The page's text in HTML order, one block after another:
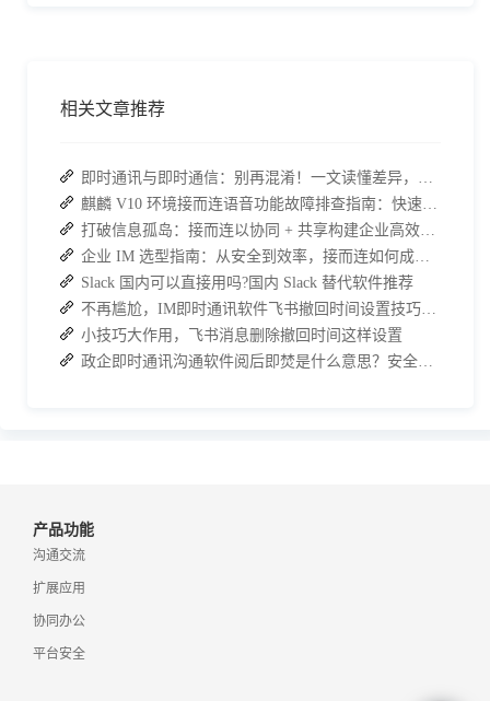
相关文章推荐
即时通讯与即时通信：别再混淆！一文读懂差异，接而连适配企业协作需求
麒麟 V10 环境接而连语音功能故障排查指南：快速恢复高效协作
打破信息孤岛：接而连以协同 + 共享构建企业高效办公生态
企业 IM 选型指南：从安全到效率，接而连如何成为中大型企业首选
Slack 国内可以直接用吗?国内 Slack 替代软件推荐
不再尴尬，IM即时通讯软件飞书撤回时间设置技巧分享
小技巧大作用，飞书消息删除撤回时间这样设置
政企即时通讯沟通软件阅后即焚是什么意思？安全聊天软件介绍
产品功能
沟通交流
扩展应用
协同办公
平台安全